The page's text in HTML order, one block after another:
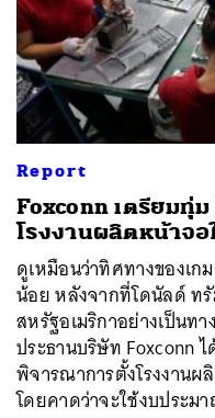
Report
Foxconn เตรียมทุ่
โรงงานผลิตหน้าจอ
ดูเหมือนว่าทิศทางของเก
น้อย หลังจากที่โดนัลด์ ท
สหรัฐอเมริกาอย่างเป็นท
ประธานบริษัท Foxconn
พิจารณาการตั้งโรงงานผ
โดยคาดว่าจะใช้งบประ